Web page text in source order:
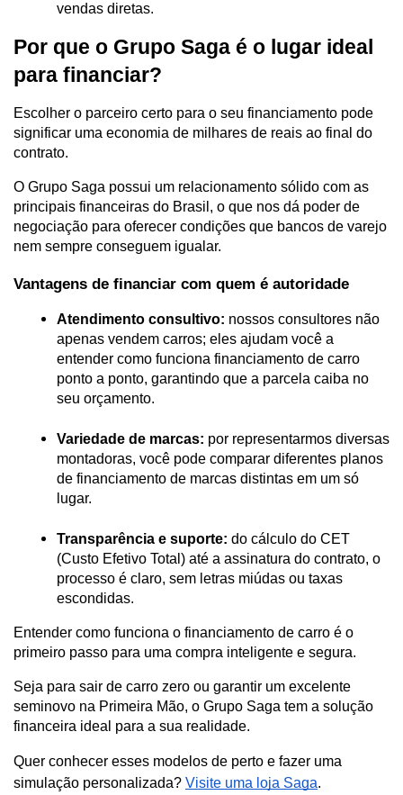
vendas diretas.
Por que o Grupo Saga é o lugar ideal
para financiar?
Escolher o parceiro certo para o seu financiamento pode
significar uma economia de milhares de reais ao final do
contrato.
O Grupo Saga possui um relacionamento sólido com as
principais financeiras do Brasil, o que nos dá poder de
negociação para oferecer condições que bancos de varejo
nem sempre conseguem igualar.
Vantagens de financiar com quem é autoridade
Atendimento consultivo: nossos consultores não
apenas vendem carros; eles ajudam você a
entender como funciona financiamento de carro
ponto a ponto, garantindo que a parcela caiba no
seu orçamento.
Variedade de marcas: por representarmos diversas
montadoras, você pode comparar diferentes planos
de financiamento de marcas distintas em um só
lugar.
Transparência e suporte: do cálculo do CET
(Custo Efetivo Total) até a assinatura do contrato, o
processo é claro, sem letras miúdas ou taxas
escondidas.
Entender como funciona o financiamento de carro é o
primeiro passo para uma compra inteligente e segura.
Seja para sair de carro zero ou garantir um excelente
seminovo na Primeira Mão, o Grupo Saga tem a solução
financeira ideal para a sua realidade.
Quer conhecer esses modelos de perto e fazer uma
simulação personalizada? Visite uma loja Saga.